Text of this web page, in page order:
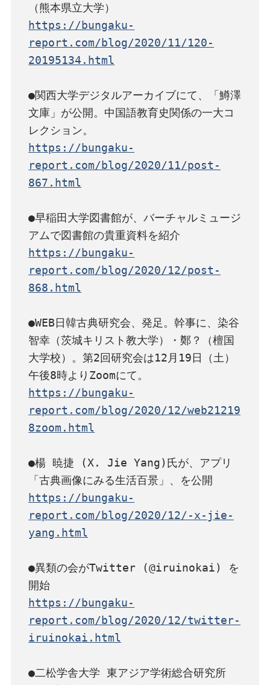
https://bungaku-
report.com/blog/2020/11/120-
20195134.html
●関西大学デジタルアーカイブにて、「鱒澤
文庫」が公開。中国語教育史関係の一大コ
https://bungaku-
report.com/blog/2020/11/post-
867.html
●早稲田大学図書館が、バーチャルミュージ
https://bungaku-
report.com/blog/2020/12/post-
868.html
●WEB日韓古典研究会、発足。幹事に、染谷
智幸（茨城キリスト教大学）・鄭？（檀国
大学校）。第2回研究会は12月19日（土）
https://bungaku-
report.com/blog/2020/12/web21219
8zoom.html
●楊 暁捷 (X. Jie Yang)氏が、アプリ
https://bungaku-
report.com/blog/2020/12/-x-jie-
yang.html
●異類の会がTwitter (@iruinokai) を
https://bungaku-
report.com/blog/2020/12/twitter-
iruinokai.html
●二松学舎大学 東アジア学術総合研究所